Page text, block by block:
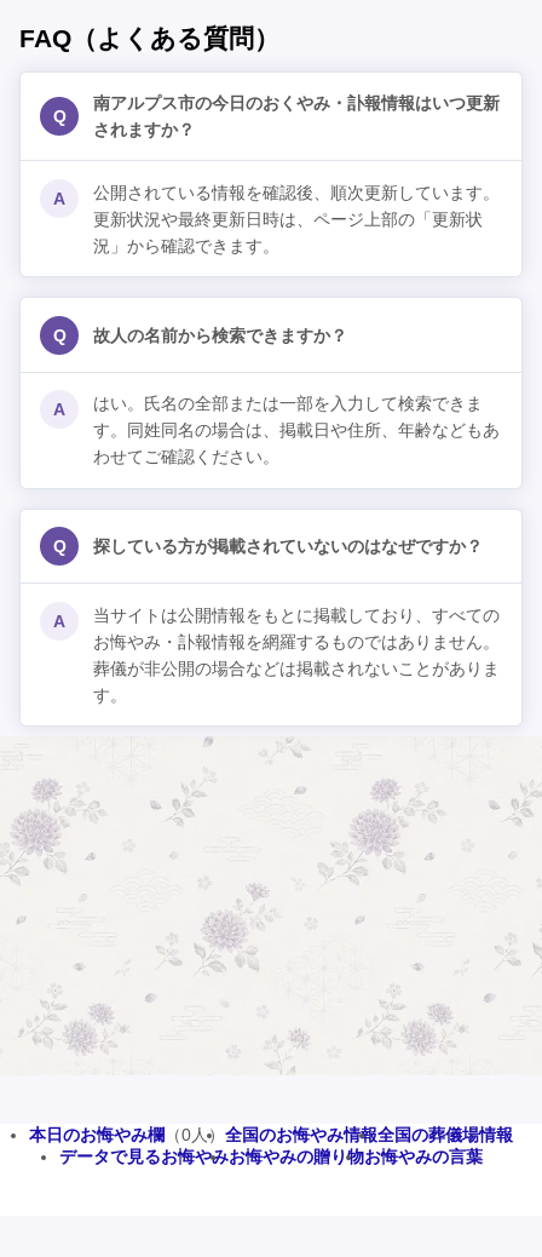
FAQ（よくある質問）
Q
南アルプス市の今日のおくやみ・訃報情報はいつ更新
されますか？
A
公開されている情報を確認後、順次更新しています。
更新状況や最終更新日時は、ページ上部の「更新状
況」から確認できます。
Q 故人の名前から検索できますか？
A
はい。氏名の全部または一部を入力して検索できま
す。同姓同名の場合は、掲載日や住所、年齢などもあ
わせてご確認ください。
Q 探している方が掲載されていないのはなぜですか？
A
当サイトは公開情報をもとに掲載しており、すべての
お悔やみ・訃報情報を網羅するものではありません。
葬儀が非公開の場合などは掲載されないことがありま
す。
本日のお悔やみ欄 （0人） 全国のお悔やみ情報全国の葬儀場情報
データで見るお悔やみお悔やみの贈り物お悔やみの言葉